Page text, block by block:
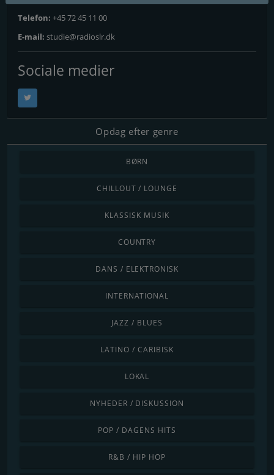
Telefon: +45 72 45 11 00
E-mail: studie@radioslr.dk
Sociale medier
Opdag efter genre
BØRN
CHILLOUT / LOUNGE
KLASSISK MUSIK
COUNTRY
DANS / ELEKTRONISK
INTERNATIONAL
JAZZ / BLUES
LATINO / CARIBISK
LOKAL
NYHEDER / DISKUSSION
POP / DAGENS HITS
R&B / HIP HOP